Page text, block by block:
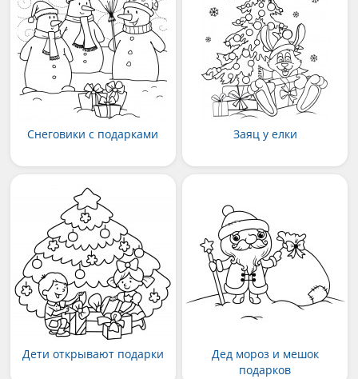
Снеговики с подарками Заяц у елки
Дети открывают подарки
Дед мороз и мешок
подарков